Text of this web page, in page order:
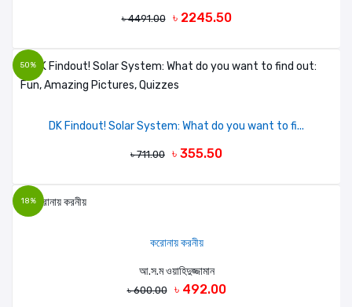
৳ 4491.00 ৳ 2245.50
50%
DK Findout! Solar System: What do you want to fi...
৳ 711.00 ৳ 355.50
18%
করোনায় করনীয়
আ.স.ম ওয়াহিদুজ্জামান
৳ 600.00 ৳ 492.00